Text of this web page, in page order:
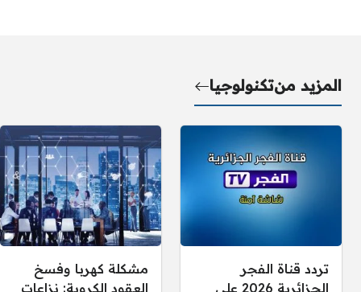
المزيد منتكنولوجيا
تردد قناة الفجر
الجزائرية 2026 على
مشكلة كهربا وفسخ
العقود الكروية: نزاعات